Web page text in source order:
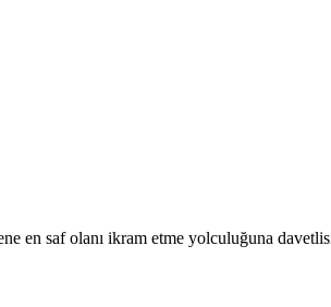
en saf olanı ikram etme yolculuğuna